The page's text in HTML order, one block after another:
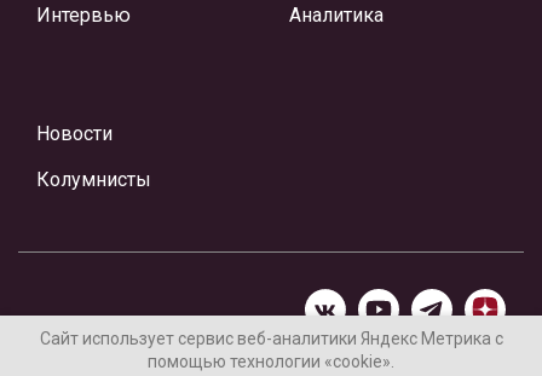
Интервью
Аналитика
Новости
Колумнисты
Материалы предоставлены редакцией Интернет-газеты
Сайт использует сервис веб-аналитики Яндекс Метрика с
помощью технологии «cookie».